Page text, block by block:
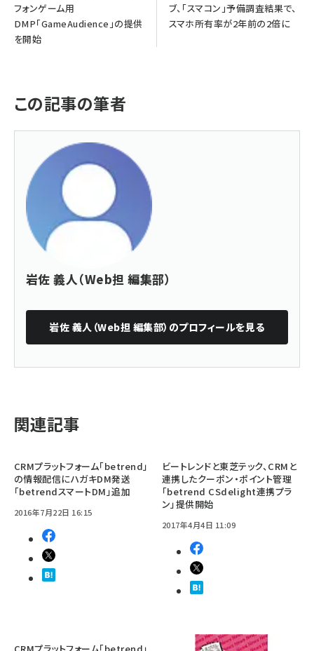
フォンゲーム用
DMP「GameAudience」の提供
を開始
ブ、「スマコン」予備調査結果で、
スマホ所有率が2年前の2倍に
この記事の筆者
岩佐 義人（Web担 編集部）
岩佐 義人（Web担 編集部） のプロフィールを見る
関連記事
CRMプラットフォーム「betrend」
の情報配信にハガキDM発送
「betrendスマートDM」追加
2016年7月22日 16:15
ビートレンドと東芝テック、CRMと
連携したクーポン・ポイント管理
「betrend CSdelight連携プラ
ン」提供開始
2017年4月4日 11:09
CRMプラットフォーム「betrend」